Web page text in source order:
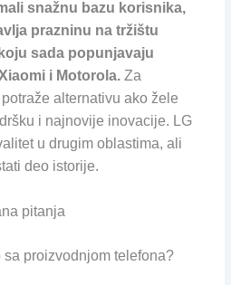
snažnu bazu korisnika,
prazninu na tržištu
sada popunjavaju
i Motorola.Za
alternativu ako žele
i najnovije inovacije. LG
u drugim oblastima, ali
deo istorije.
pitanja
sa proizvodnjom telefona?